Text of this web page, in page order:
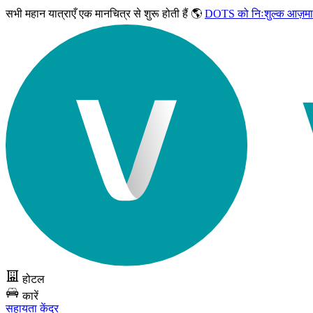
सभी महान यात्राएँएक मानचित्र से शुरू होती हैं 🌎 DOTS को निःशुल्क
होटल
कारें
सहायता केंद्र